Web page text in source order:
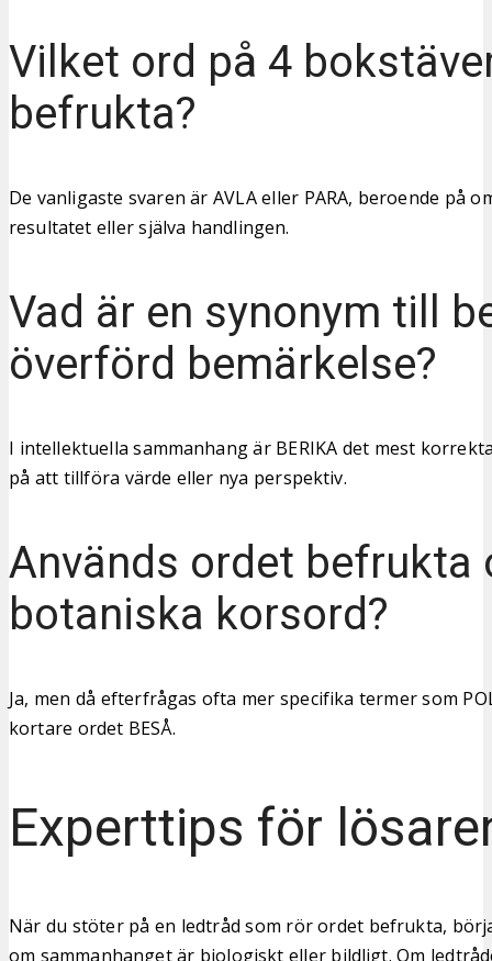
Vilket ord på 4
befrukta?
De vanligaste svaren är AVLA eller PARA, beroende på
resultatet eller själva handlingen.
Vad är en synonym till
överförd bemärkelse?
I intellektuella sammanhang är BERIKA det mest
på att tillföra värde eller nya perspektiv.
Används ordet befrukta
botaniska korsord?
Ja, men då efterfrågas ofta mer specifika termer som
kortare ordet BESÅ.
Experttips för
När du stöter på en ledtråd som rör ordet befrukta,
om sammanhanget är biologiskt eller bildligt. Om